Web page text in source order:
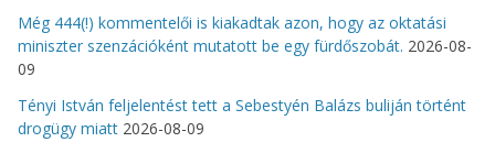
Még 444(!) kommentelői is kiakadtak azon, hogy az oktatási
miniszter szenzációként mutatott be egy fürdőszobát. 2026-08-
09
Tényi István feljelentést tett a Sebestyén Balázs buliján történt
drogügy miatt 2026-08-09